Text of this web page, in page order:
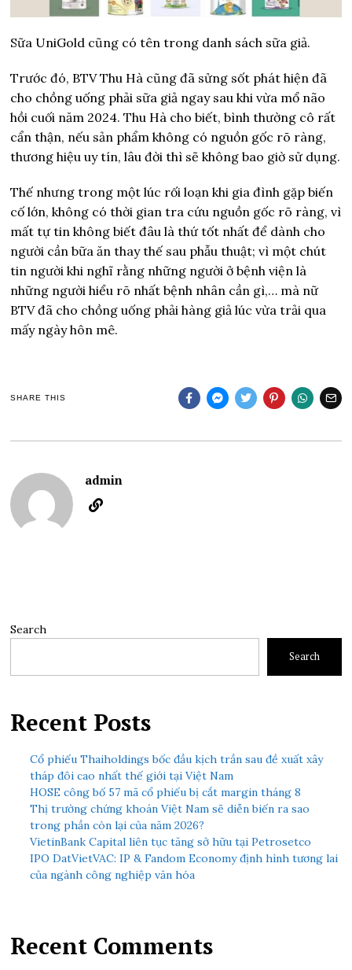
Sữa UniGold cũng có tên trong danh sách sữa giả.
Trước đó, BTV Thu Hà cũng đã sửng sốt phát hiện đã
cho chồng uống phải sữa giả ngay sau khi vừa mổ não
hồi cuối năm 2024. Thu Hà cho biết, bình thường cô rất
cẩn thận, nếu sản phẩm không có nguồn gốc rõ ràng,
thương hiệu uy tín, lâu đời thì sẽ không bao giờ sử dụng.
Thế nhưng trong một lúc rối loạn khi gia đình gặp biến
cố lớn, không có thời gian tra cứu nguồn gốc rõ ràng, vì
mất tự tin không biết đâu là thứ tốt nhất để dành cho
người cần bữa ăn thay thế sau phẫu thuật; vì một chút
tin người khi nghĩ rằng những người ở bệnh viện là
những người hiểu rõ nhất bệnh nhân cần gì,… mà nữ
BTV đã cho chồng uống phải hàng giả lúc vừa trải qua
mấy ngày hôn mê.
SHARE THIS
admin
Search
Search
Recent Posts
Cổ phiếu Thaiholdings bốc đầu kịch trần sau đề xuất xây
tháp đôi cao nhất thế giới tại Việt Nam
HOSE công bố 57 mã cổ phiếu bị cắt margin tháng 8
Thị trường chứng khoán Việt Nam sẽ diễn biến ra sao
trong phần còn lại của năm 2026?
VietinBank Capital liên tục tăng sở hữu tại Petrosetco
IPO DatVietVAC: IP & Fandom Economy định hình tương lai
của ngành công nghiệp văn hóa
Recent Comments